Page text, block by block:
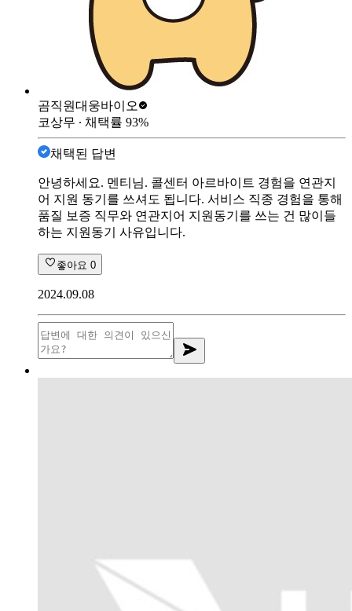
곰직원대웅바이오
코상무 ∙ 채택률 93%
채택된 답변
안녕하세요. 멘티님. 콜센터 아르바이트 경험을 연관지
어 지원 동기를 쓰셔도 됩니다. 서비스 직종 경험을 통해
품질 보증 직무와 연관지어 지원동기를 쓰는 건 많이들
하는 지원동기 사유입니다.
좋아요 0
2024.09.08